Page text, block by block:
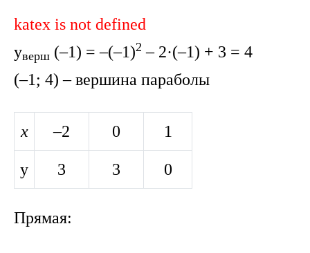
katex is not defined
yверш (–1) = –(–1)2 – 2·(–1) + 3 = 4
(–1; 4) – вершина параболы
x –2 0 1
y 3 3 0
Прямая: